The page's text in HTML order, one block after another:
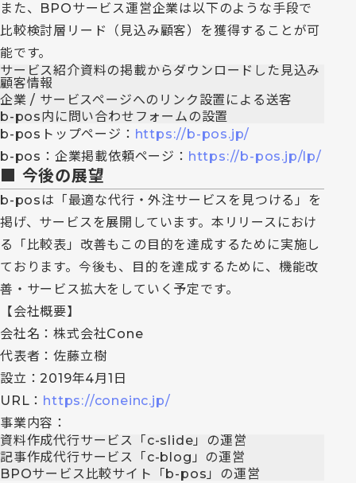
また、BPOサービス運営企業は以下のような手段で
比較検討層リード（見込み顧客）を獲得することが可
能です。
サービス紹介資料の掲載からダウンロードした見込み
顧客情報
企業 / サービスページへのリンク設置による送客
b-pos内に問い合わせフォームの設置
b-posトップページ： https://b-pos.jp/
b-pos：企業掲載依頼ページ： https://b-pos.jp/lp/
今後の展望
b-posは「最適な代行・外注サービスを見つける」を
掲げ、サービスを展開しています。本リリースにおけ
る「比較表」改善もこの目的を達成するために実施し
ております。今後も、目的を達成するために、機能改
善・サービス拡大をしていく予定です。
【会社概要】
会社名：株式会社Cone
代表者：佐藤立樹
設立：2019年4月1日
URL： https://coneinc.jp/
事業内容：
資料作成代行サービス「c-slide」の運営
記事作成代行サービス「c-blog」の運営
BPOサービス比較サイト「b-pos」の運営